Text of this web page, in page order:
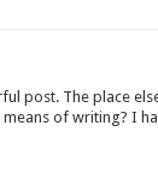
post. The place
of writing? I